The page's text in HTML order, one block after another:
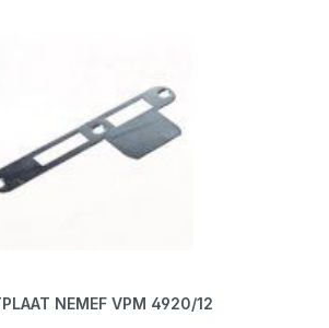
NEMEF VPM 4920/12